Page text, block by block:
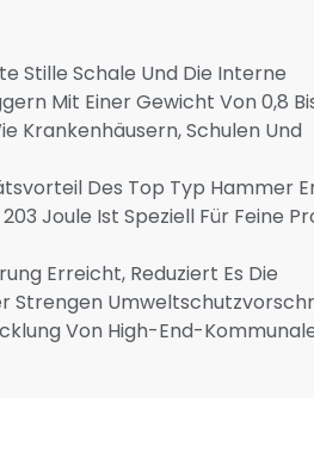
Stille Schale Und Die Interne
Mit Einer Gewicht Von 0,8
Krankenhäusern, Schulen Und
Des Top Typ Hammer
Joule Ist Speziell Für Feine
Erreicht, Reduziert Es Die
Strengen
Von High-End-